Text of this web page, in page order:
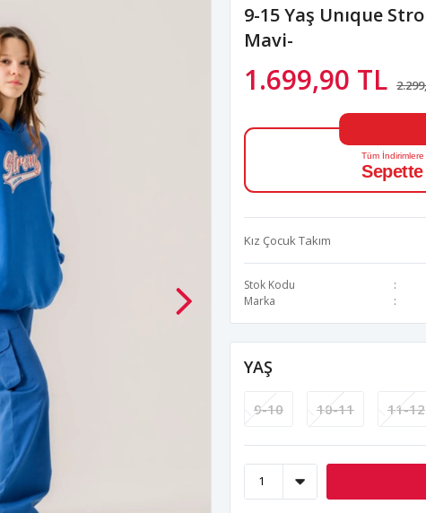
9-15 Yaş Unıque
Mavi-
1.699,90 TL
Tüm İndirimlere
Kız Çocuk Takım
Stok Kodu
Marka
YAŞ
9-10 10-11 11-12